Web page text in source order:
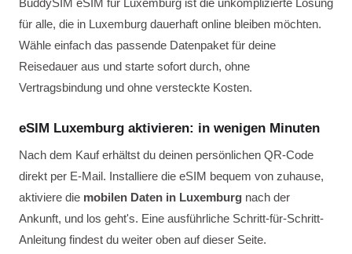
BuddySIM eSIM für Luxemburg ist die unkomplizierte Lösung
für alle, die in Luxemburg dauerhaft online bleiben möchten.
Wähle einfach das passende Datenpaket für deine
Reisedauer aus und starte sofort durch, ohne
Vertragsbindung und ohne versteckte Kosten.
eSIM Luxemburg aktivieren: in wenigen Minuten
Nach dem Kauf erhältst du deinen persönlichen QR-Code
direkt per E-Mail. Installiere die eSIM bequem von zuhause,
aktiviere die mobilen Daten in Luxemburg nach der
Ankunft, und los geht's. Eine ausführliche Schritt-für-Schritt-
Anleitung findest du weiter oben auf dieser Seite.